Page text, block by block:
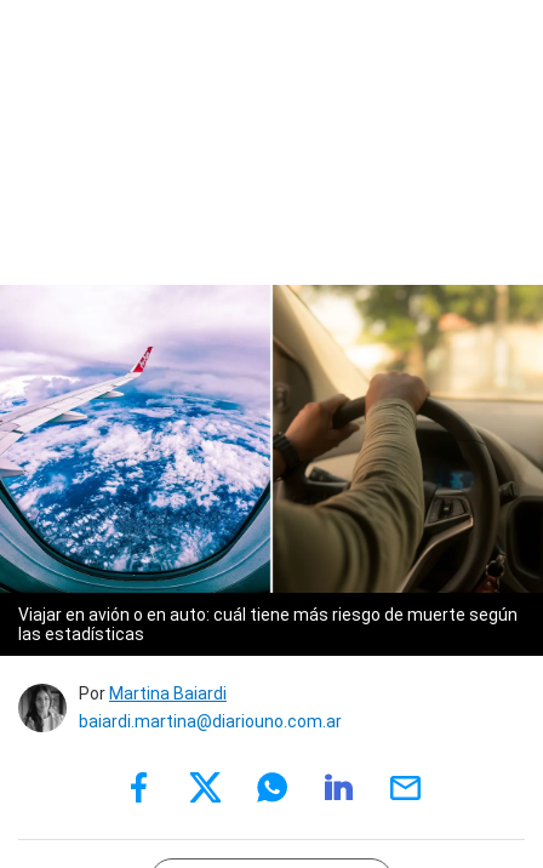
Viajar en avión o en auto: cuál tiene más riesgo de muerte según
las estadísticas
Por Martina Baiardi
baiardi.martina@diariouno.com.ar